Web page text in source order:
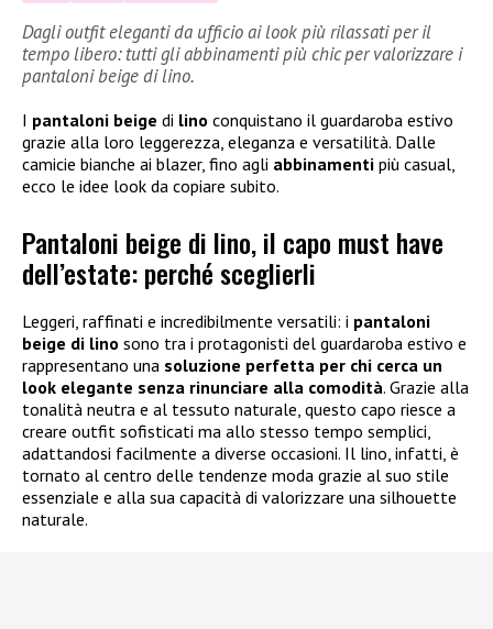
Dagli outfit eleganti da ufficio ai look più rilassati per il
tempo libero: tutti gli abbinamenti più chic per valorizzare i
pantaloni beige di lino.
I pantaloni beige di lino conquistano il guardaroba estivo
grazie alla loro leggerezza, eleganza e versatilità. Dalle
camicie bianche ai blazer, fino agli abbinamenti più casual,
ecco le idee look da copiare subito.
Pantaloni beige di lino, il capo must have
dell’estate: perché sceglierli
Leggeri, raffinati e incredibilmente versatili: i pantaloni
beige di lino sono tra i protagonisti del guardaroba estivo e
rappresentano una soluzione perfetta per chi cerca un
look elegante senza rinunciare alla comodità. Grazie alla
tonalità neutra e al tessuto naturale, questo capo riesce a
creare outfit sofisticati ma allo stesso tempo semplici,
adattandosi facilmente a diverse occasioni. Il lino, infatti, è
tornato al centro delle tendenze moda grazie al suo stile
essenziale e alla sua capacità di valorizzare una silhouette
naturale.